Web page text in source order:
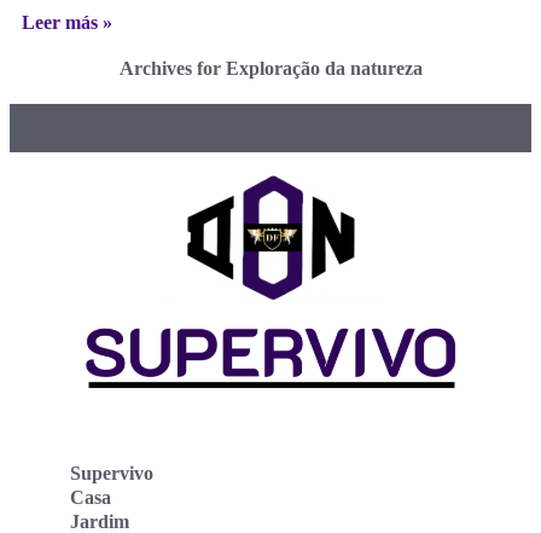
Leer más »
Archives for Exploração da natureza
Supervivo
Casa
Jardim